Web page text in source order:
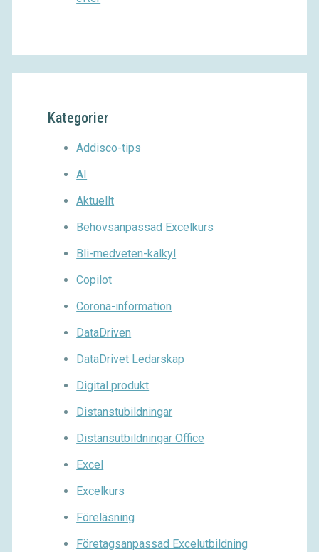
Kategorier
Addisco-tips
AI
Aktuellt
Behovsanpassad Excelkurs
Bli-medveten-kalkyl
Copilot
Corona-information
DataDriven
DataDrivet Ledarskap
Digital produkt
Distanstubildningar
Distansutbildningar Office
Excel
Excelkurs
Föreläsning
Företagsanpassad Excelutbildning